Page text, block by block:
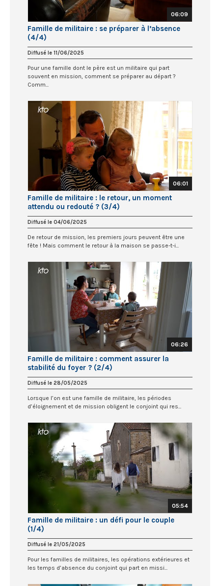
06:09
Famille de militaire : se préparer à l’absence
(4/4)
Diffusé le 11/06/2025
Pour une famille dont le père est un militaire qui part
souvent en mission, comment se préparer au départ ?
Comm...
06:01
Famille de militaire : le retour, un moment
attendu ou redouté ? (3/4)
Diffusé le 04/06/2025
De retour de mission, les premiers jours peuvent être une
fête ! Mais comment le retour à la maison se passe-t-i...
06:26
Famille de militaire : comment assurer la
stabilité du foyer ? (2/4)
Diffusé le 28/05/2025
Lorsque l’on est une famille de militaire, les périodes
d’éloignement et de mission obligent le conjoint qui res...
05:54
Famille de militaire : un défi pour le couple
(1/4)
Diffusé le 21/05/2025
Pour les familles de militaires, les opérations extérieures et
les temps d’absence du conjoint qui part en missi...